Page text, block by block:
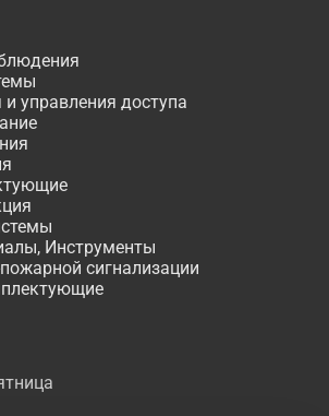
управления доступа
Инструменты
сигнализации